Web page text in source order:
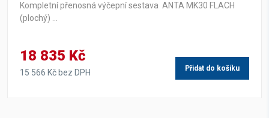
Kompletní přenosná výčepní sestava ANTA MK30 FLACH
(plochý) ...
18 835 Kč
15 566 Kč bez DPH Přidat do košíku